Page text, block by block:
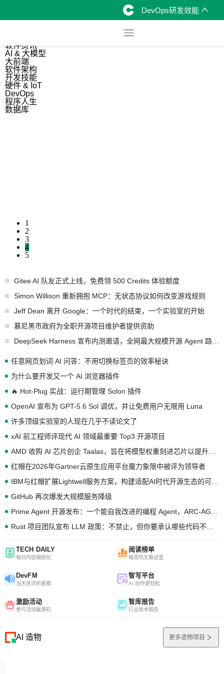
DevOps研发效能
软件资讯
AI & 大模型
大前端
软件架构
开发技能
硬件 & IoT
DevOps
程序人生
数据库
1
2
3
4
5
Gitee AI 队友正式上线，免费领 500 Credits 体验额度
Simon Willison 重新拥抱 MCP：无状态协议如何改变游戏规则
Jeff Dean 离开 Google：一个时代的结束，一个实验室的开始
慕尼黑市政府为全职开源项目维护者提供资助
任意网页划词 AI 问答：不用切换标签页的效率秘诀
为什么要开发又一个 AI 浏览器插件
🔥 Hot-Plug 实战：运行期管理 Solon 插件
OpenAI 宣布为 GPT-5.6 Sol 调优，并让免费用户无限用 Luna
许多顶级实验室的人现在几乎不读论文了
xAI 前工程师评现代 AI 领域最重要 Top3 开源项目
红帽在2026年Gartner云原生应用平台魔力象限中被评为领导者
GitHub 再次爆发大规模服务降级
TECH DAILY
每日内容报纸化
阅读榜单
每周热文看这里
DevFM
当天资讯听着看
智写平台
AI 创作更轻松
激励活动
参与活动赢源石
智库报告
行业技术报告
AI 造物 更多造物项目